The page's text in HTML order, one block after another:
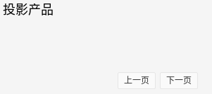
30万-50万
BENQ/明基
投影产品
上一页 下一页